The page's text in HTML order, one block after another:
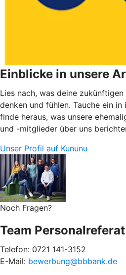
Einblicke in unsere
Lies nach, was deine
denken und fühlen. Tauche ein in
finde heraus, was unsere
und -mitglieder über uns
Unser Profil auf Kununu
Noch Fragen?
Team Personalreferat
Telefon: 0721 141-3152
E-Mail: bewerbung@bbbank.de